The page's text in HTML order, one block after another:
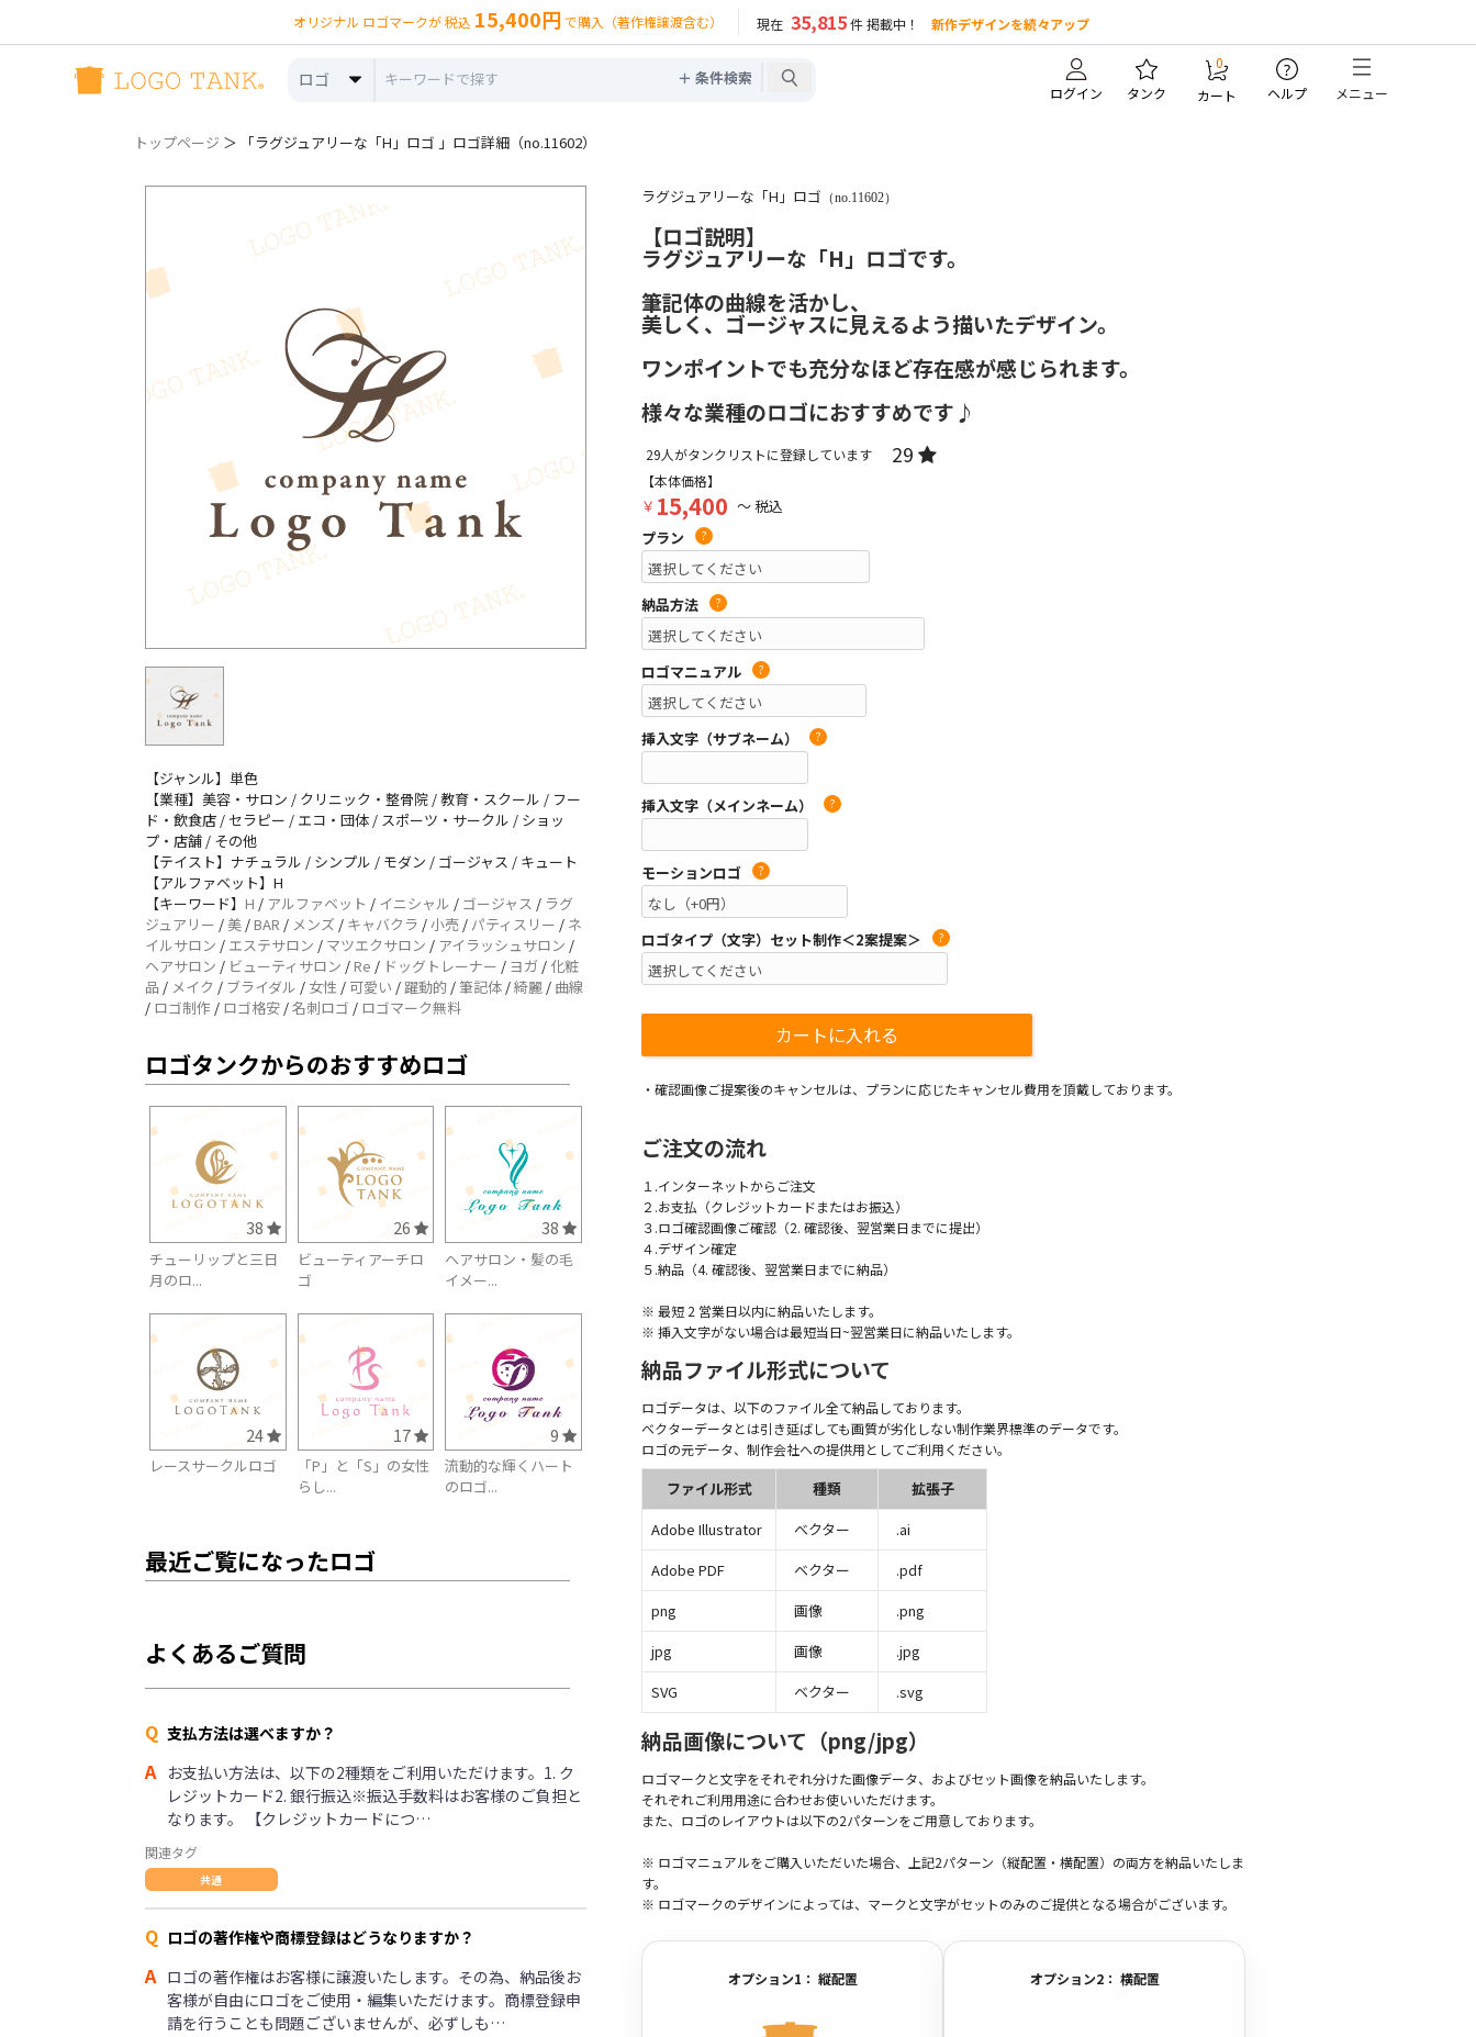
オリジナル ロゴマークが 税込 15,400円 で購入（著作権譲渡含む） 現在 35,815件 掲載中！ 新作デザインを続々アップ
ロゴ ＋ 条件検索
ログイン タンク
0
カート
?
ヘルプ メニュー
トップページ ＞ 「ラグジュアリーな「H」ロゴ 」ロゴ詳細（no.11602）
【ジャンル】単色
【業種】美容・サロン / クリニック・整骨院 / 教育・スクール / フー
ド・飲食店 / セラピー / エコ・団体 / スポーツ・サークル / ショッ
プ・店舗 / その他
【テイスト】ナチュラル / シンプル / モダン / ゴージャス / キュート
【アルファベット】H
【キーワード】 H / アルファベット / イニシャル / ゴージャス / ラグ
ジュアリー /美 /BAR / メンズ / キャバクラ /小売 /パティスリー / ネ
イルサロン / エステサロン / マツエクサロン / アイラッシュサロン /
ヘアサロン / ビューティサロン /Re / ドッグトレーナー / ヨガ / 化粧
品 / メイク / ブライダル / 女性 / 可愛い / 躍動的 /筆記体 /綺麗 / 曲線
/ ロゴ制作 / ロゴ格安 /名刺ロゴ / ロゴマーク無料
ロゴタンクからのおすすめロゴ
38
チューリップと三日
月のロ...
26
ビューティアーチロ
ゴ
38
ヘアサロン・髪の毛
イメー...
24
レースサークルロゴ
17
「P」と「S」の女性
らし...
9
流動的な輝くハート
のロゴ...
最近ご覧になったロゴ
よくあるご質問
Q 支払方法は選べますか？
A お支払い方法は、以下の2種類をご利用いただけます。1. ク
レジットカード2. 銀行振込※振込手数料はお客様のご負担と
なります。 【クレジットカードにつ…
関連タグ
共通
Q ロゴの著作権や商標登録はどうなりますか？
A ロゴの著作権はお客様に譲渡いたします。その為、納品後お
客様が自由にロゴをご使用・編集いただけます。商標登録申
請を行うことも問題ございませんが、必ずしも…
ラグジュアリーな「H」ロゴ （no.11602）
【ロゴ説明】
ラグジュアリーな「H」ロゴです。
筆記体の曲線を活かし、
美しく、ゴージャスに見えるよう描いたデザイン。
ワンポイントでも充分なほど存在感が感じられます。
様々な業種のロゴにおすすめです♪
29人がタンクリストに登録しています 29
【本体価格】
￥ 15,400 ～ 税込
プラン
?
納品方法 ?
ロゴマニュアル ?
挿入文字（サブネーム） ?
挿入文字（メインネーム） ?
モーションロゴ ?
ロゴタイプ（文字）セット制作＜2案提案＞ ?
・確認画像ご提案後のキャンセルは、プランに応じたキャンセル費用を頂戴しております。
ご注文の流れ
１.インターネットからご注文
２.お支払（クレジットカードまたはお振込）
３.ロゴ確認画像ご確認（2. 確認後、翌営業日までに提出）
４.デザイン確定
５.納品（4. 確認後、翌営業日までに納品）
※ 最短 2 営業日以内に納品いたします。
※ 挿入文字がない場合は最短当日~翌営業日に納品いたします。
納品ファイル形式について
ロゴデータは、以下のファイル全て納品しております。
ベクターデータとは引き延ばしても画質が劣化しない制作業界標準のデータです。
ロゴの元データ、制作会社への提供用としてご利用ください。
ファイル形式 種類
拡張子
Adobe Illustrator
ベクター
.ai
Adobe PDF
ベクター
.pdf
png
画像
.png
jpg
画像
.jpg
SVG
ベクター .svg
納品画像について（png/jpg）
ロゴマークと文字をそれぞれ分けた画像データ、およびセット画像を納品いたします。
それぞれご利用用途に合わせお使いいただけます。
また、ロゴのレイアウトは以下の2パターンをご用意しております。
※ ロゴマニュアルをご購入いただいた場合、上記2パターン（縦配置・横配置）の両方を納品いたしま
す。
※ ロゴマークのデザインによっては、マークと文字がセットのみのご提供となる場合がございます。
オプション1： 縦配置 オプション2： 横配置